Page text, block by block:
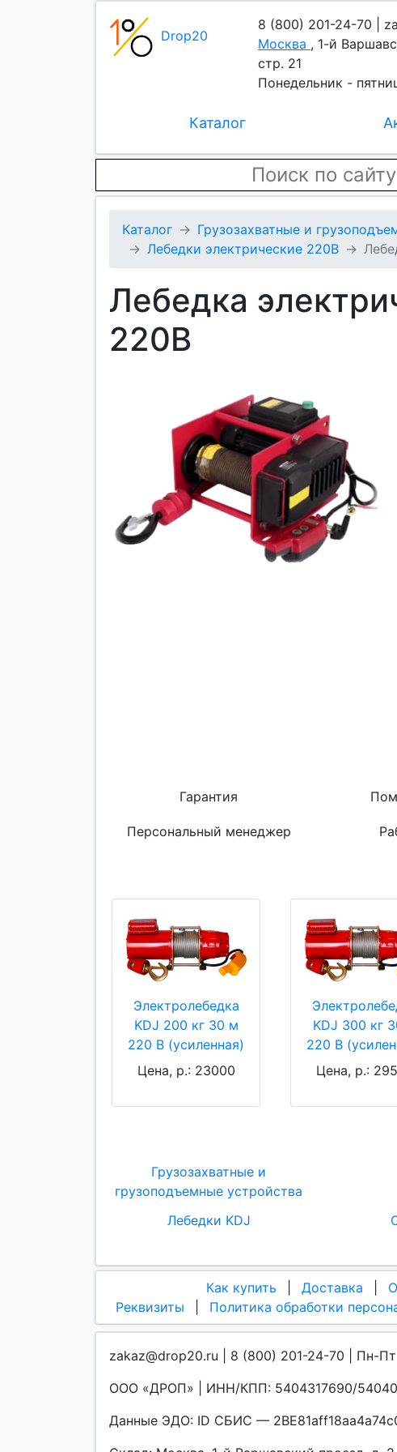
Drop20
8 (800) 201-24-70 |
Москва , 1-й
стр. 21
Понедельник -
Каталог
Каталог Грузозахватные и
Лебедки электрические 220В
Лебедка
220В
Гарантия
Персональный менеджер
Электролебедка
KDJ 200 кг 30 м
220 В (усиленная)
Цена, р.: 23000
KDJ 300 кг
220 В
Цена, р.:
Грузозахватные и
грузоподъемные устройства
Лебедки KDJ
Как купить Доставка
Реквизиты
Политика обработки
zakaz@drop20.ru | 8 (800) 201-24-70 | Пн-
ООО «ДРОП» | ИНН/КПП: 5404317690/
Данные ЭДО: ID СБИС —